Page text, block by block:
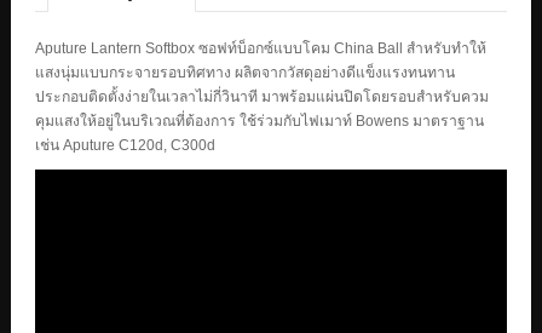
Aputure Lantern Softbox ซอฟท์บ็อกซ์แบบโคม China Ball สำหรับทำให้
แสงนุ่มแบบกระจายรอบทิศทาง ผลิตจากวัสดุอย่างดีแข็งแรงทนทาน
ประกอบติดตั้งง่ายในเวลาไม่กี่วินาที มาพร้อมแผ่นปิดโดยรอบสำหรับควม
คุมแสงให้อยู่ในบริเวณที่ต้องการ ใช้ร่วมกับไฟเมาท์ Bowens มาตราฐาน
เช่น Aputure C120d, C300d